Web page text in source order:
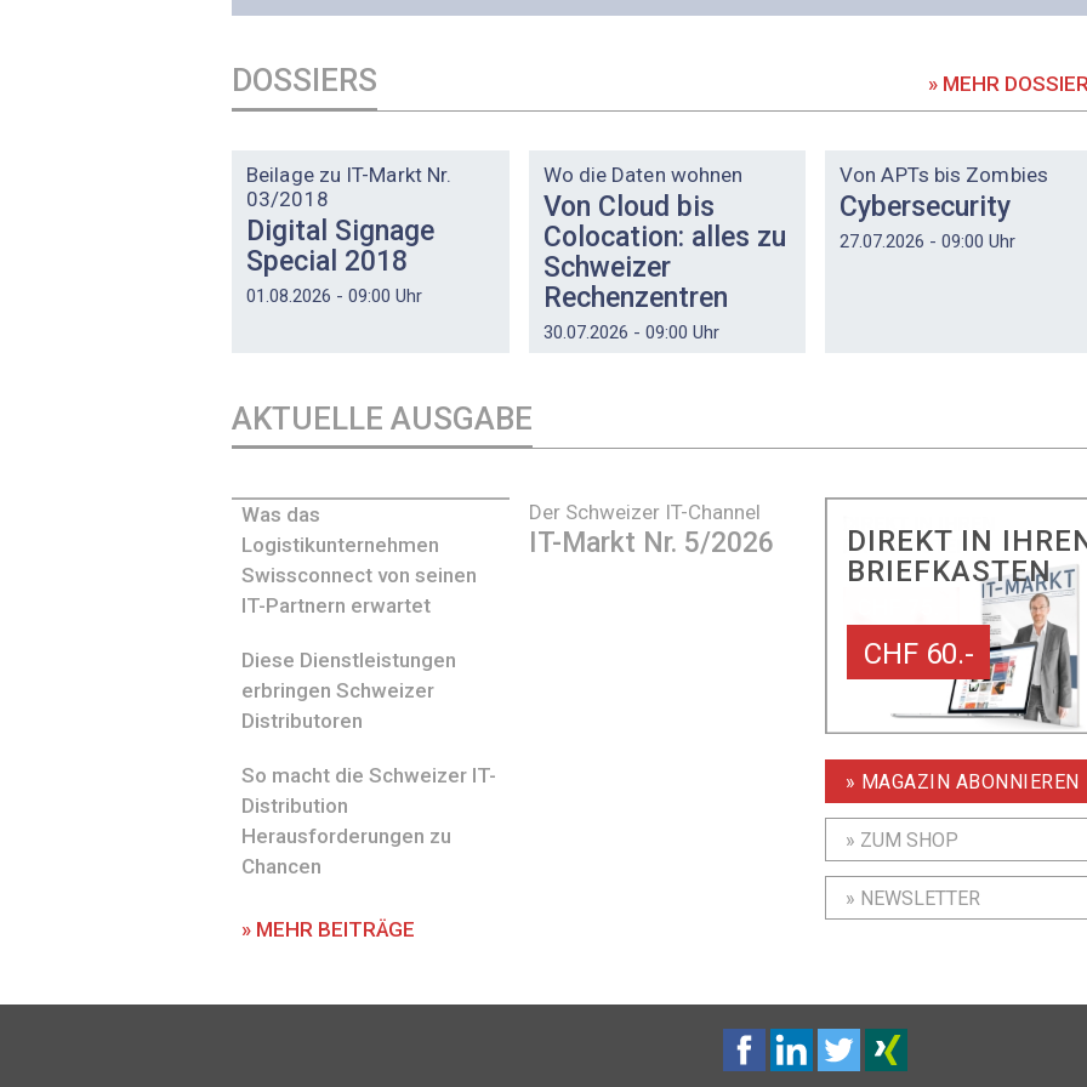
DOSSIERS » MEHR
Beilage zu IT-Markt Nr.
03/2018
Digital Signage
Special 2018
01.08.2026 - 09:00 Uhr
Wo die Daten wohnen
Von Cloud bis
Colocation: alles zu
Schweizer
Rechenzentren
30.07.2026 - 09:00 Uhr
Von APTs bis Zombies
Cybersecurity
27.07.2026 - 09:00 Uhr
AKTUELLE AUSGABE
Der Schweizer IT-Channel
IT-Markt Nr. 5/2026
Was das
Logistikunternehmen
Swissconnect von seinen
IT-Partnern erwartet
Diese Dienstleistungen
erbringen Schweizer
Distributoren
So macht die Schweizer IT-
Distribution
Herausforderungen zu
Chancen
» MEHR BEITRÄGE
DIREKT IN
BRIEFKASTEN
CHF 60.-
» MAGAZIN ABONNIEREN
» ZUM SHOP
» NEWSLETTER